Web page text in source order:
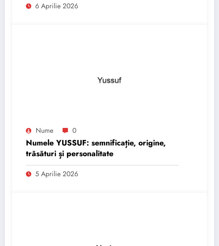
6 Aprilie 2026
Nume 0
Numele YUSSUF: semnificație, origine,
trăsături și personalitate
5 Aprilie 2026